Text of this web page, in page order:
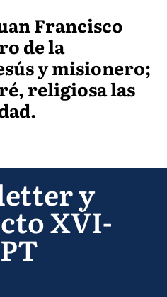
Francisco
de la
y misionero;
religiosa las
y
XVI-